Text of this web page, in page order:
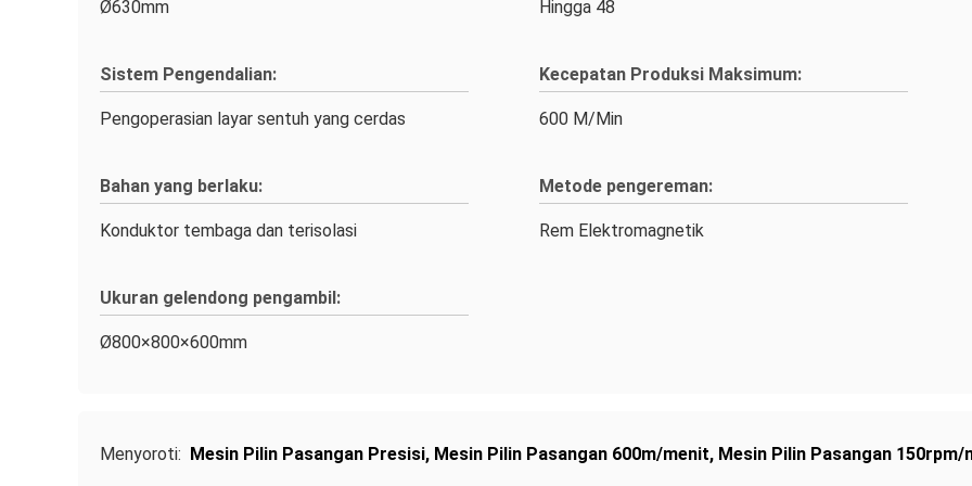
Ø630mm Hingga 48
Sistem Pengendalian:
Pengoperasian layar sentuh yang cerdas
Kecepatan Produksi Maksimum:
600 M/Min
Bahan yang berlaku:
Konduktor tembaga dan terisolasi
Metode pengereman:
Rem Elektromagnetik
Ukuran gelendong pengambil:
Ø800×800×600mm
Menyoroti: Mesin Pilin Pasangan Presisi, Mesin Pilin Pasangan 600m/menit, Mesin Pilin Pasangan 150rpm/